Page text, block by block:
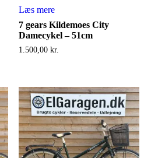
Læs mere
7 gears Kildemoes City
Damecykel – 51cm
1.500,00 kr.